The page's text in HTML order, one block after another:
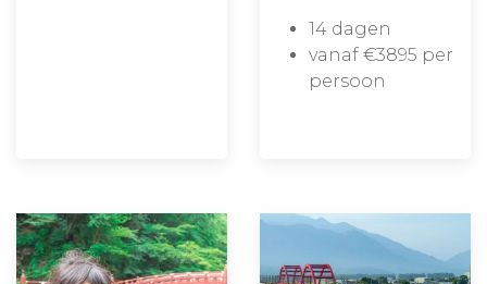
14 dagen
vanaf €3895 per
persoon